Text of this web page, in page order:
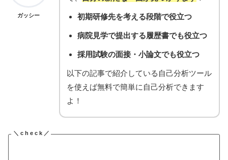
ガッシー 初期研修先を考える段階で役立つ
病院見学で提出する履歴書でも役立つ
採用試験の面接・小論文でも役立つ
以下の記事で紹介している自己分析ツール
を使えば無料で簡単に自己分析できます
よ！